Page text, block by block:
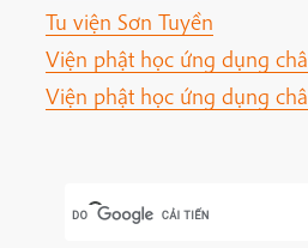
Tu viện Sơn Tuyền
Viện phật học ứng dụng
Viện phật học ứng dụng